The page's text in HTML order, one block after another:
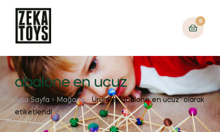
0
abalone en ucuz
Ana Sayfa Mağaza
Ürünler “abalone en ucuz” olarak
etiketlendi